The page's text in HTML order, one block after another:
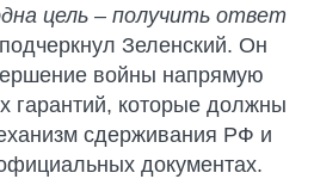
цель – получить ответ
Зеленский. Он
войны напрямую
гарантий, которые должны
сдерживания РФ и
документах.